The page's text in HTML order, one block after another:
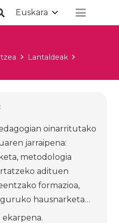
Euskara
Lantaldeak
oinarritutako
jarraipena:
metodologia
adituen
formazioa,
hausnarketa…
ekarpena.